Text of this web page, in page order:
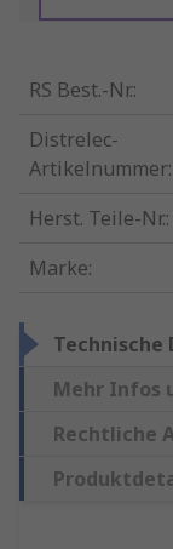
RS Best.-Nr.:
Distrelec-
Artikelnummer:
Herst. Teile-Nr.:
Marke:
Technische
Mehr Infos
Rechtliche